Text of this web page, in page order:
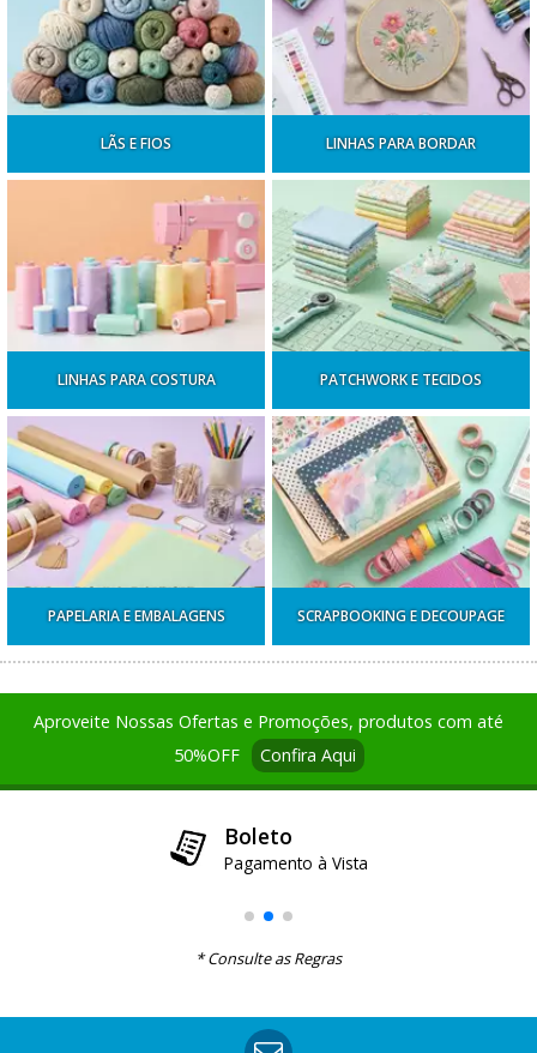
LÃS E FIOS LINHAS PARA BORDAR
LINHAS PARA COSTURA PATCHWORK E TECIDOS
PAPELARIA E EMBALAGENS SCRAPBOOKING E DECOUPAGE
Aproveite Nossas Ofertas e Promoções, produtos com até
50%OFF
Confira Aqui
12x no Cartão de Credito
Pague até 3x sem juros e demais parcelas com 1,99% a.m.
Boleto
Pagamento à Vista
Pix
Pagamento à Vista
* Consulte as Regras